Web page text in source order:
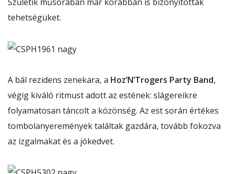
tehetségüket.
A bál rezidens zenekara, a Hoz’N’Trogers Party Band,
végig kiváló ritmust adott az estének: slágereikre
folyamatosan táncolt a közönség. Az est során értékes
tombolanyeremények találtak gazdára, tovább fokozva
az izgalmakat és a jókedvet.